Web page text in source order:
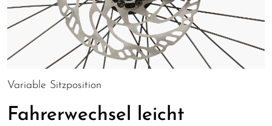
Variable Sitzposition
Fahrerwechsel leicht